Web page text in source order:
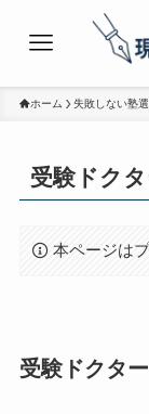
ホーム 失敗しない塾
受験ドク
本ページは
受験ドクター